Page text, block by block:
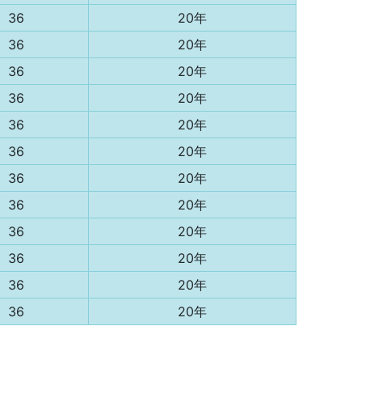
36
20年
36
20年
36
20年
36
20年
36
20年
36
20年
36
20年
36
20年
36
20年
36
20年
36
20年
36 20年